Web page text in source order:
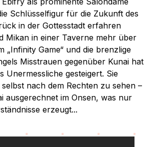
Schlüsselfigur für die Zukunft des
in der Gottesstadt erfahren
Mikan in einer Taverne mehr über
„Infinity Game“ und die brenzlige
Misstrauen gegenüber Kunai hat
Unermessliche gesteigert. Sie
nach dem Rechten zu sehen –
ausgerechnet im Onsen, was nur
erzeugt...